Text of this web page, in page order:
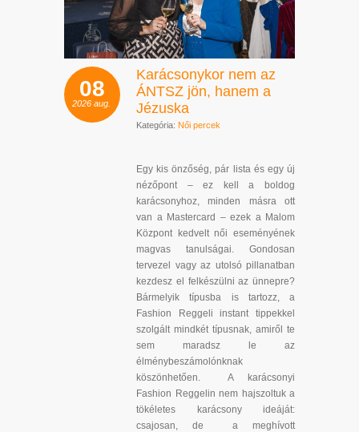
08
2026 aug.
Karácsonykor nem az
ÁNTSZ jön, hanem a
Jézuska
Kategória: Női percek
Egy kis önzőség, pár lista és egy új
nézőpont – ez kell a boldog
karácsonyhoz, minden másra ott
van a Mastercard – ezek a Malom
Központ kedvelt női eseményének
magvas tanulságai. Gondosan
tervezel vagy az utolsó pillanatban
kezdesz el felkészülni az ünnepre?
Bármelyik típusba is tartozz, a
Fashion Reggeli instant tippekkel
szolgált mindkét típusnak, amiről te
sem maradsz le az
élménybeszámolónknak
köszönhetően. A karácsonyi
Fashion Reggelin nem hajszoltuk a
tökéletes karácsony ideáját:
csajosan, de a meghívott